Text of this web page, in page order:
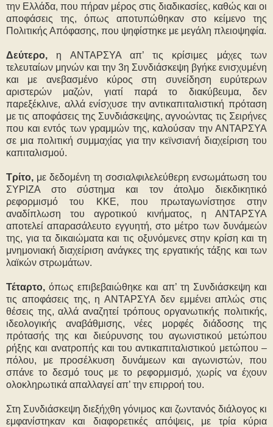
την Ελλάδα, που πήραν μέρος στις διαδικασίες, καθώς και οι
αποφάσεις της, όπως αποτυπώθηκαν στο κείμενο της
Πολιτικής Απόφασης, που ψηφίστηκε με μεγάλη πλειοψηφία.
Δεύτερο, η ΑΝΤΑΡΣΥΑ απ’ τις κρίσιμες μάχες των
τελευταίων μηνών και την 3η Συνδιάσκεψη βγήκε ενισχυμένη
και με ανεβασμένο κύρος στη συνείδηση ευρύτερων
αριστερών μαζών, γιατί παρά το διακύβευμα, δεν
παρεξέκλινε, αλλά ενίσχυσε την αντικαπιταλιστική πρόταση
με τις αποφάσεις της Συνδιάσκεψης, αγνοώντας τις Σειρήνες
που και εντός των γραμμών της, καλούσαν την ΑΝΤΑΡΣΥΑ
σε μια πολιτική συμμαχίας για την κεϊνσιανή διαχείριση του
καπιταλισμού.
Τρίτο, με δεδομένη τη σοσιαλφιλελεύθερη ενσωμάτωση του
ΣΥΡΙΖΑ στο σύστημα και τον άτολμο διεκδικητικό
ρεφορμισμό του ΚΚΕ, που πρωταγωνίστησε στην
αναδίπλωση του αγροτικού κινήματος, η ΑΝΤΑΡΣΥΑ
αποτελεί απαρασάλευτο εγγυητή, στο μέτρο των δυνάμεών
της, για τα δικαιώματα και τις οξυνόμενες στην κρίση και τη
μνημονιακή διαχείριση ανάγκες της εργατικής τάξης και των
λαϊκών στρωμάτων.
Τέταρτο, όπως επιβεβαιώθηκε και απ’ τη Συνδιάσκεψη και
τις αποφάσεις της, η ΑΝΤΑΡΣΥΑ δεν εμμένει απλώς στις
θέσεις της, αλλά αναζητεί τρόπους οργανωτικής πολιτικής,
ιδεολογικής αναβάθμισης, νέες μορφές διάδοσης της
πρότασής της και διεύρυνσης του αγωνιστικού μετώπου
ρήξης και ανατροπής και του αντικαπιταλιστικού μετώπου –
πόλου, με προσέλκυση δυνάμεων και αγωνιστών, που
σπάνε το δεσμό τους με το ρεφορμισμό, χωρίς να έχουν
ολοκληρωτικά απαλλαγεί απ’ την επιρροή του.
Στη Συνδιάσκεψη διεξήχθη γόνιμος και ζωντανός διάλογος κι
εμφανίστηκαν και διαφορετικές απόψεις, με τρία κύρια